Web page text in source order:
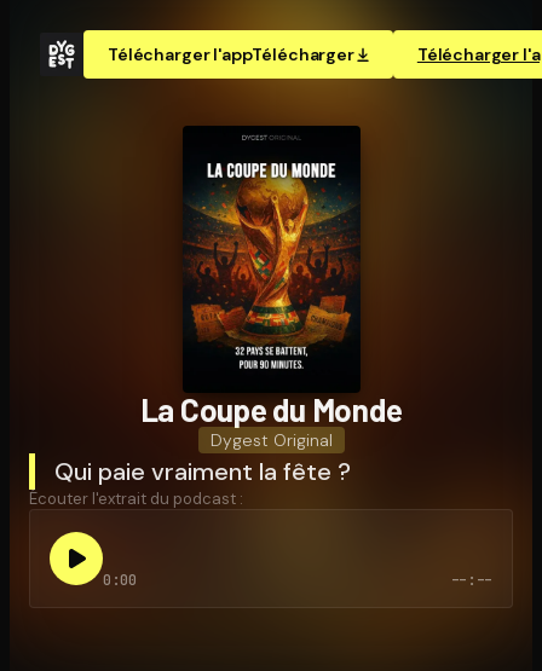
Télécharger l'appTélécharger Télécharger
La Coupe du Monde
Dygest Original
Qui paie vraiment la fête ?
Écouter l'extrait du podcast :
0:00 --:--